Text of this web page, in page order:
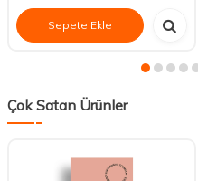
Sepete Ekle
Çok Satan Ürünler